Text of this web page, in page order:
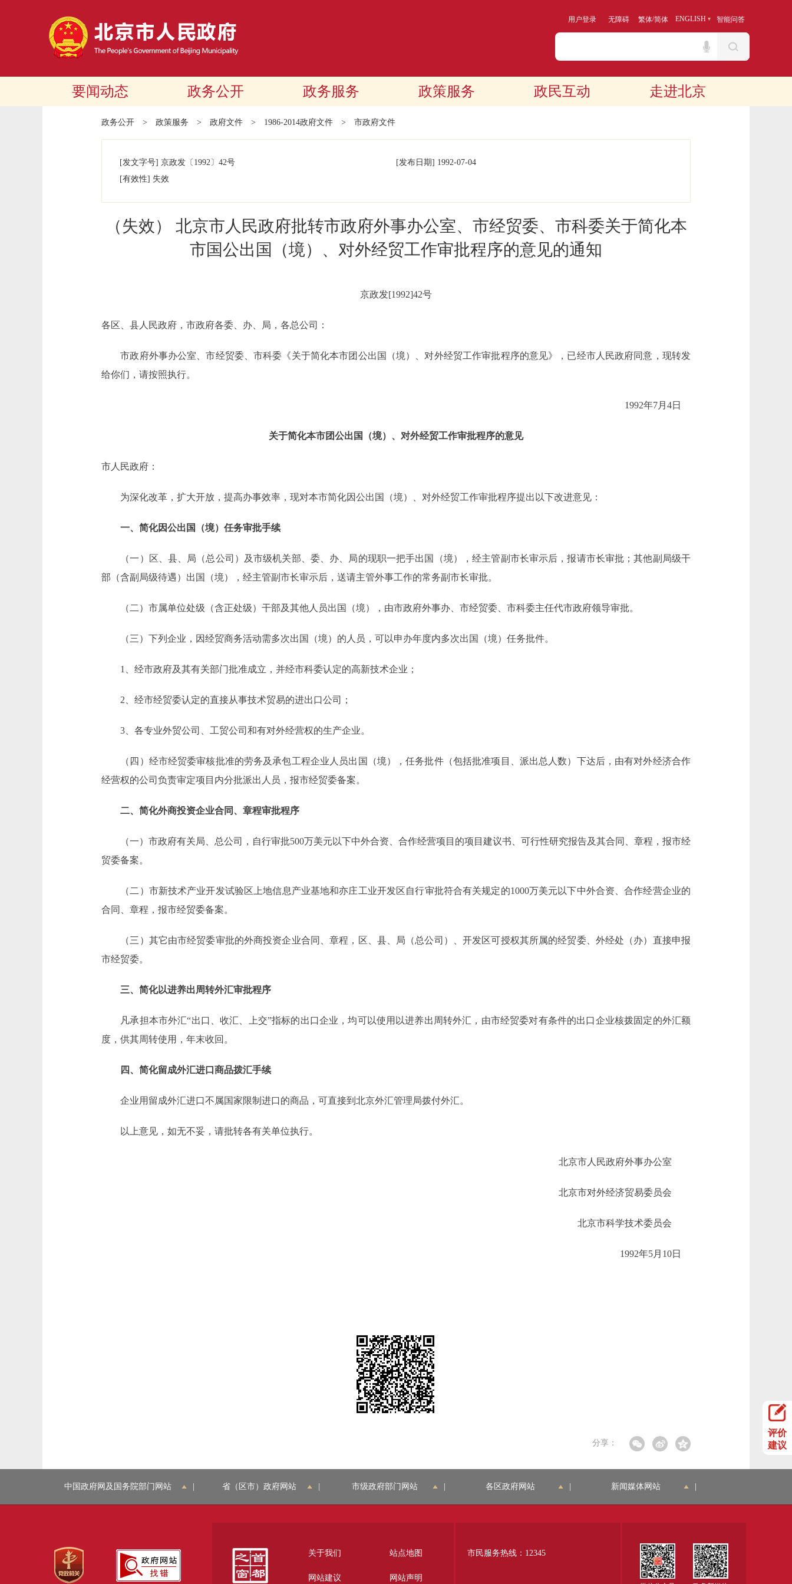
用户登录 无障碍 繁体/简体 ENGLISH 智能问答
要闻动态 政务公开 政务服务 政策服务 政民互动 走进北京
政务公开 > 政策服务 > 政府文件 > 1986-2014政府文件 > 市政府文件
[发文字号] 京政发 〔1992〕 42号 [发布日期] 1992-07-04
[有效性] 失效
（失效） 北京市人民政府批转市政府外事办公室、市经贸委、市科委关于简化本
市国公出国（境）、对外经贸工作审批程序的意见的通知
京政发[1992]42号
各区、县人民政府，市政府各委、办、局，各总公司：
市政府外事办公室、市经贸委、市科委《关于简化本市团公出国（境）、对外经贸工作审批程序的意见》，已经市人民政府同意，现转发
给你们，请按照执行。
1992年7月4日
关于简化本市团公出国（境）、对外经贸工作审批程序的意见
市人民政府：
为深化改革，扩大开放，提高办事效率，现对本市简化因公出国（境）、对外经贸工作审批程序提出以下改进意见：
一、简化因公出国（境）任务审批手续
（一）区、县、局（总公司）及市级机关部、委、办、局的现职一把手出国（境），经主管副市长审示后，报请市长审批；其他副局级干
部（含副局级待遇）出国（境），经主管副市长审示后，送请主管外事工作的常务副市长审批。
（二）市属单位处级（含正处级）干部及其他人员出国（境），由市政府外事办、市经贸委、市科委主任代市政府领导审批。
（三）下列企业，因经贸商务活动需多次出国（境）的人员，可以申办年度内多次出国（境）任务批件。
1、经市政府及其有关部门批准成立，并经市科委认定的高新技术企业；
2、经市经贸委认定的直接从事技术贸易的进出口公司；
3、各专业外贸公司、工贸公司和有对外经营权的生产企业。
（四）经市经贸委审核批准的劳务及承包工程企业人员出国（境），任务批件（包括批准项目、派出总人数）下达后，由有对外经济合作
经营权的公司负责审定项目内分批派出人员，报市经贸委备案。
二、简化外商投资企业合同、章程审批程序
（一）市政府有关局、总公司，自行审批500万美元以下中外合资、合作经营项目的项目建议书、可行性研究报告及其合同、章程，报市经
贸委备案。
（二）市新技术产业开发试验区上地信息产业基地和亦庄工业开发区自行审批符合有关规定的1000万美元以下中外合资、合作经营企业的
合同、章程，报市经贸委备案。
（三）其它由市经贸委审批的外商投资企业合同、章程，区、县、局（总公司）、开发区可授权其所属的经贸委、外经处（办）直接申报
市经贸委。
三、简化以进养出周转外汇审批程序
凡承担本市外汇“出口、收汇、上交”指标的出口企业，均可以使用以进养出周转外汇，由市经贸委对有条件的出口企业核拨固定的外汇额
度，供其周转使用，年末收回。
四、简化留成外汇进口商品拨汇手续
企业用留成外汇进口不属国家限制进口的商品，可直接到北京外汇管理局拨付外汇。
以上意见，如无不妥，请批转各有关单位执行。
北京市人民政府外事办公室
北京市对外经济贸易委员会
北京市科学技术委员会
1992年5月10日
分享：
评价
建议
中国政府网及国务院部门网站 省（区市）政府网站 市级政府部门网站 各区政府网站 新闻媒体网站
关于我们 站点地图
网站建议 网站声明
市民服务热线：12345